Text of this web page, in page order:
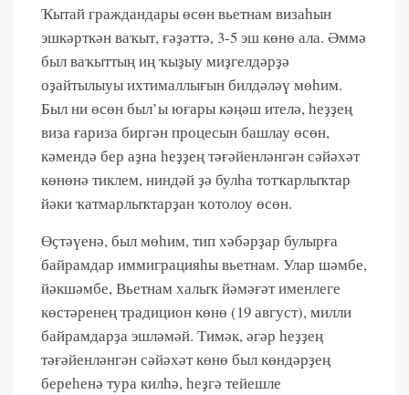
Ҡытай граждандары өсөн вьетнам визаһын
эшкәрткән ваҡыт, ғәҙәттә, 3-5 эш көнө ала. Әммә
был ваҡыттың иң ҡыҙыу миҙгелдәрҙә
оҙайтылыуы ихтималлығын билдәләү мөһим.
Был ни өсөн был’ы юғары кәңәш ителә, һеҙҙең
виза ғариза биргән процесын башлау өсөн,
кәмендә бер аҙна һеҙҙең тәғәйенләнгән сәйәхәт
көнөнә тиклем, ниндәй ҙә булһа тотҡарлыҡтар
йәки ҡатмарлыҡтарҙан ҡотолоу өсөн.
Өҫтәүенә, был мөһим, тип хәбәрҙар булырға
байрамдар иммиграцияһы вьетнам. Улар шәмбе,
йәкшәмбе, Вьетнам халыҡ йәмәғәт именлеге
көстәренең традицион көнө (19 август), милли
байрамдарҙа эшләмәй. Тимәк, әгәр һеҙҙең
тәғәйенләнгән сәйәхәт көнө был көндәрҙең
береһенә тура килһә, һеҙгә тейешле